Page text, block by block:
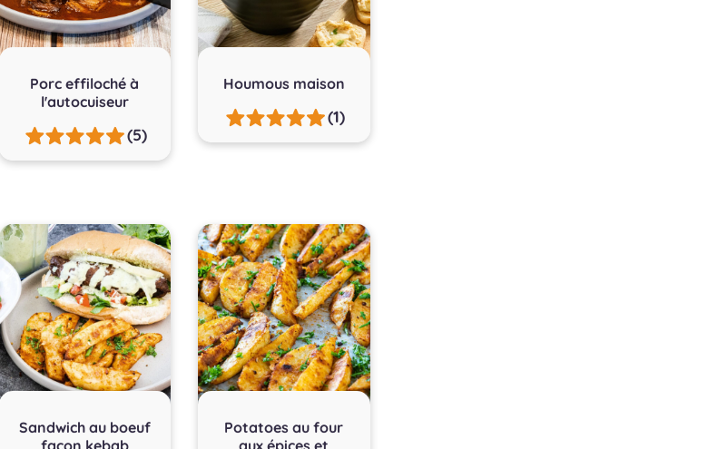
Porc effiloché à
l'autocuiseur
(5)
Houmous maison
(1)
Sandwich au boeuf
Potatoes au four